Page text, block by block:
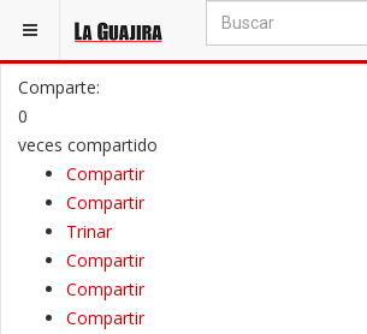
ESTÁ AQUÍ: OPINIÓN COLUMNAS DE OPINIÓN
Comparte:
0
veces compartido
Compartir
Compartir
Trinar
Compartir
Compartir
Compartir